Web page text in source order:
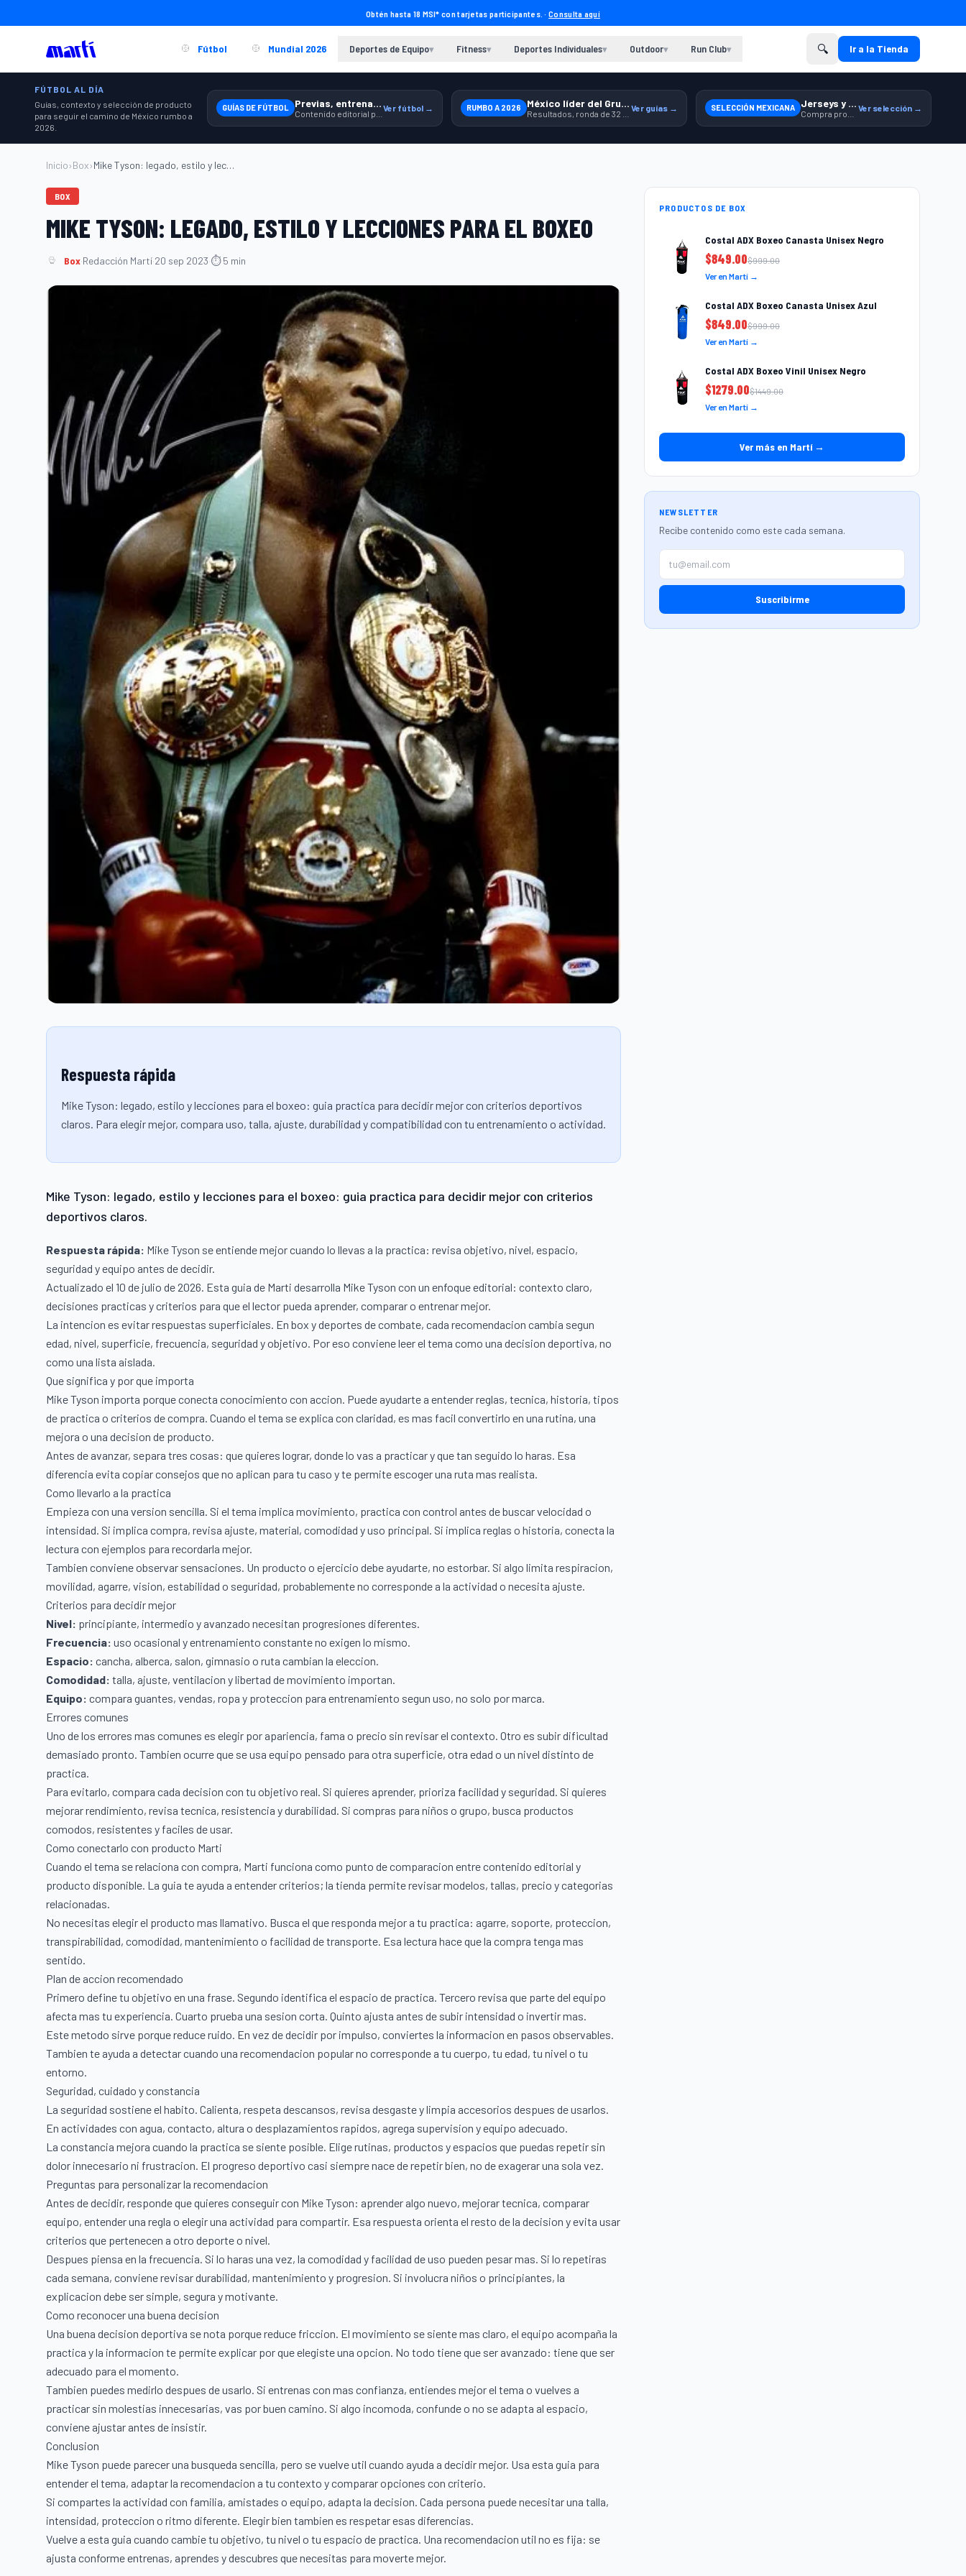
Obtén hasta 18 MSI* con tarjetas participantes. ·Consulta aquí
Fútbol Mundial 2026 Deportes de Equipo▾ Fitness▾ Deportes Individuales▾ Outdoor▾ Run Club▾ 🔍 Ir a la Tienda
FÚTBOL AL DÍA
Guías, contexto y selección de producto
para seguir el camino de México rumbo a
2026.
GUÍAS DE FÚTBOL Previas, entrenamiento y producto Ver fútbol → RUMBO A 2026 México líder del Grupo A Ver guías → SELECCIÓN MEXICANA Jerseys y equipamiento relacionado Ver selección →
Inicio›Box› Mike Tyson: legado, estilo y lecciones p...
BOX
MIKE TYSON: LEGADO, ESTILO Y LECCIONES PARA EL BOXEO
Box·Redacción Martí·20 sep 2023·⏱ 5 min
Respuesta rápida
Mike Tyson: legado, estilo y lecciones para el boxeo: guia practica para decidir mejor con criterios deportivos
claros. Para elegir mejor, compara uso, talla, ajuste, durabilidad y compatibilidad con tu entrenamiento o actividad.
Mike Tyson: legado, estilo y lecciones para el boxeo: guia practica para decidir mejor con criterios
deportivos claros.
Respuesta rápida: Mike Tyson se entiende mejor cuando lo llevas a la practica: revisa objetivo, nivel, espacio,
seguridad y equipo antes de decidir.
Actualizado el 10 de julio de 2026. Esta guia de Marti desarrolla Mike Tyson con un enfoque editorial: contexto claro,
decisiones practicas y criterios para que el lector pueda aprender, comparar o entrenar mejor.
La intencion es evitar respuestas superficiales. En box y deportes de combate, cada recomendacion cambia segun
edad, nivel, superficie, frecuencia, seguridad y objetivo. Por eso conviene leer el tema como una decision deportiva, no
como una lista aislada.
Que significa y por que importa
Mike Tyson importa porque conecta conocimiento con accion. Puede ayudarte a entender reglas, tecnica, historia, tipos
de practica o criterios de compra. Cuando el tema se explica con claridad, es mas facil convertirlo en una rutina, una
mejora o una decision de producto.
Antes de avanzar, separa tres cosas: que quieres lograr, donde lo vas a practicar y que tan seguido lo haras. Esa
diferencia evita copiar consejos que no aplican para tu caso y te permite escoger una ruta mas realista.
Como llevarlo a la practica
Empieza con una version sencilla. Si el tema implica movimiento, practica con control antes de buscar velocidad o
intensidad. Si implica compra, revisa ajuste, material, comodidad y uso principal. Si implica reglas o historia, conecta la
lectura con ejemplos para recordarla mejor.
Tambien conviene observar sensaciones. Un producto o ejercicio debe ayudarte, no estorbar. Si algo limita respiracion,
movilidad, agarre, vision, estabilidad o seguridad, probablemente no corresponde a la actividad o necesita ajuste.
Criterios para decidir mejor
Nivel: principiante, intermedio y avanzado necesitan progresiones diferentes.
Frecuencia: uso ocasional y entrenamiento constante no exigen lo mismo.
Espacio: cancha, alberca, salon, gimnasio o ruta cambian la eleccion.
Comodidad: talla, ajuste, ventilacion y libertad de movimiento importan.
Equipo: compara guantes, vendas, ropa y proteccion para entrenamiento segun uso, no solo por marca.
Errores comunes
Uno de los errores mas comunes es elegir por apariencia, fama o precio sin revisar el contexto. Otro es subir dificultad
demasiado pronto. Tambien ocurre que se usa equipo pensado para otra superficie, otra edad o un nivel distinto de
practica.
Para evitarlo, compara cada decision con tu objetivo real. Si quieres aprender, prioriza facilidad y seguridad. Si quieres
mejorar rendimiento, revisa tecnica, resistencia y durabilidad. Si compras para niños o grupo, busca productos
comodos, resistentes y faciles de usar.
Como conectarlo con producto Marti
Cuando el tema se relaciona con compra, Marti funciona como punto de comparacion entre contenido editorial y
producto disponible. La guia te ayuda a entender criterios; la tienda permite revisar modelos, tallas, precio y categorias
relacionadas.
No necesitas elegir el producto mas llamativo. Busca el que responda mejor a tu practica: agarre, soporte, proteccion,
transpirabilidad, comodidad, mantenimiento o facilidad de transporte. Esa lectura hace que la compra tenga mas
sentido.
Plan de accion recomendado
Primero define tu objetivo en una frase. Segundo identifica el espacio de practica. Tercero revisa que parte del equipo
afecta mas tu experiencia. Cuarto prueba una sesion corta. Quinto ajusta antes de subir intensidad o invertir mas.
Este metodo sirve porque reduce ruido. En vez de decidir por impulso, conviertes la informacion en pasos observables.
Tambien te ayuda a detectar cuando una recomendacion popular no corresponde a tu cuerpo, tu edad, tu nivel o tu
entorno.
Seguridad, cuidado y constancia
La seguridad sostiene el habito. Calienta, respeta descansos, revisa desgaste y limpia accesorios despues de usarlos.
En actividades con agua, contacto, altura o desplazamientos rapidos, agrega supervision y equipo adecuado.
La constancia mejora cuando la practica se siente posible. Elige rutinas, productos y espacios que puedas repetir sin
dolor innecesario ni frustracion. El progreso deportivo casi siempre nace de repetir bien, no de exagerar una sola vez.
Preguntas para personalizar la recomendacion
Antes de decidir, responde que quieres conseguir con Mike Tyson: aprender algo nuevo, mejorar tecnica, comparar
equipo, entender una regla o elegir una actividad para compartir. Esa respuesta orienta el resto de la decision y evita usar
criterios que pertenecen a otro deporte o nivel.
Despues piensa en la frecuencia. Si lo haras una vez, la comodidad y facilidad de uso pueden pesar mas. Si lo repetiras
cada semana, conviene revisar durabilidad, mantenimiento y progresion. Si involucra niños o principiantes, la
explicacion debe ser simple, segura y motivante.
Como reconocer una buena decision
Una buena decision deportiva se nota porque reduce friccion. El movimiento se siente mas claro, el equipo acompaña la
practica y la informacion te permite explicar por que elegiste una opcion. No todo tiene que ser avanzado: tiene que ser
adecuado para el momento.
Tambien puedes medirlo despues de usarlo. Si entrenas con mas confianza, entiendes mejor el tema o vuelves a
practicar sin molestias innecesarias, vas por buen camino. Si algo incomoda, confunde o no se adapta al espacio,
conviene ajustar antes de insistir.
Conclusion
Mike Tyson puede parecer una busqueda sencilla, pero se vuelve util cuando ayuda a decidir mejor. Usa esta guia para
entender el tema, adaptar la recomendacion a tu contexto y comparar opciones con criterio.
Si compartes la actividad con familia, amistades o equipo, adapta la decision. Cada persona puede necesitar una talla,
intensidad, proteccion o ritmo diferente. Elegir bien tambien es respetar esas diferencias.
Vuelve a esta guia cuando cambie tu objetivo, tu nivel o tu espacio de practica. Una recomendacion util no es fija: se
ajusta conforme entrenas, aprendes y descubres que necesitas para moverte mejor.
PRODUCTOS DE BOX
Costal ADX Boxeo Canasta Unisex Negro
$849.00$999.00
Ver en Martí →
Costal ADX Boxeo Canasta Unisex Azul
$849.00$999.00
Ver en Martí →
Costal ADX Boxeo Vinil Unisex Negro
$1279.00$1449.00
Ver en Martí →
Ver más en Martí →
NEWSLETTER
Recibe contenido como este cada semana.
Suscribirme